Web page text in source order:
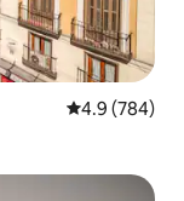
औसत रेटिंग 5 में
4.9 (784)